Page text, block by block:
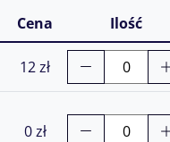
Cena Ilość
12 zł
0 zł